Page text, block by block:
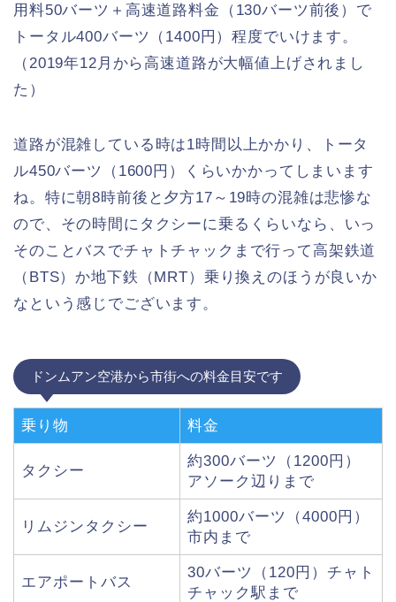
用料50バーツ＋高速道路料金（130バーツ前後）で
トータル400バーツ（1400円）程度でいけます。
（2019年12月から高速道路が大幅値上げされまし
た）
道路が混雑している時は1時間以上かかり、トータ
ル450バーツ（1600円）くらいかかってしまいます
ね。特に朝8時前後と夕方17～19時の混雑は悲惨な
ので、その時間にタクシーに乗るくらいなら、いっ
そのことバスでチャトチャックまで行って高架鉄道
（BTS）か地下鉄（MRT）乗り換えのほうが良いか
なという感じでございます。
ドンムアン空港から市街への料金目安です
乗り物 料金
タクシー
約300バーツ（1200円）
アソーク辺りまで
リムジンタクシー
約1000バーツ（4000円）
市内まで
エアポートバス
30バーツ（120円）チャト
チャック駅まで